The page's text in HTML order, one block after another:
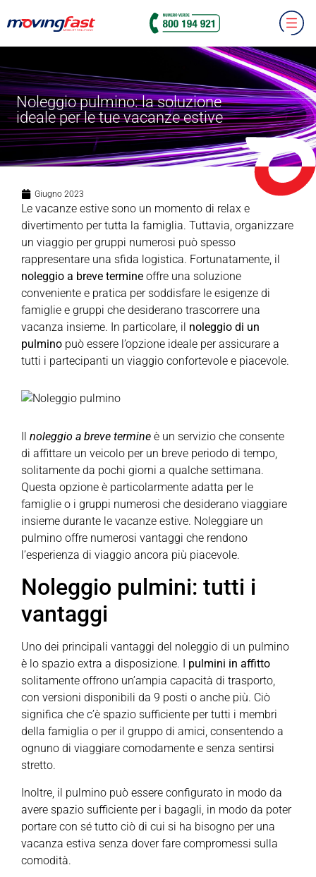
Noleggio pulmino: la soluzione
ideale per le tue vacanze estive
Giugno 2023
Le vacanze estive sono un momento di relax e
divertimento per tutta la famiglia. Tuttavia, organizzare
un viaggio per gruppi numerosi può spesso
rappresentare una sfida logistica. Fortunatamente, il
noleggio a breve termine offre una soluzione
conveniente e pratica per soddisfare le esigenze di
famiglie e gruppi che desiderano trascorrere una
vacanza insieme. In particolare, il noleggio di un
pulmino può essere l’opzione ideale per assicurare a
tutti i partecipanti un viaggio confortevole e piacevole.
Il noleggio a breve termine è un servizio che consente
di affittare un veicolo per un breve periodo di tempo,
solitamente da pochi giorni a qualche settimana.
Questa opzione è particolarmente adatta per le
famiglie o i gruppi numerosi che desiderano viaggiare
insieme durante le vacanze estive. Noleggiare un
pulmino offre numerosi vantaggi che rendono
l’esperienza di viaggio ancora più piacevole.
Noleggio pulmini: tutti i
vantaggi
Uno dei principali vantaggi del noleggio di un pulmino
è lo spazio extra a disposizione. I pulmini in affitto
solitamente offrono un’ampia capacità di trasporto,
con versioni disponibili da 9 posti o anche più. Ciò
significa che c’è spazio sufficiente per tutti i membri
della famiglia o per il gruppo di amici, consentendo a
ognuno di viaggiare comodamente e senza sentirsi
stretto.
Inoltre, il pulmino può essere configurato in modo da
avere spazio sufficiente per i bagagli, in modo da poter
portare con sé tutto ciò di cui si ha bisogno per una
vacanza estiva senza dover fare compromessi sulla
comodità.